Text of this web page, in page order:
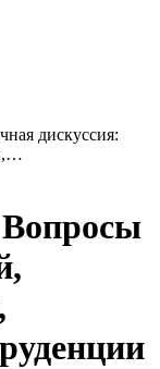
дискуссия: